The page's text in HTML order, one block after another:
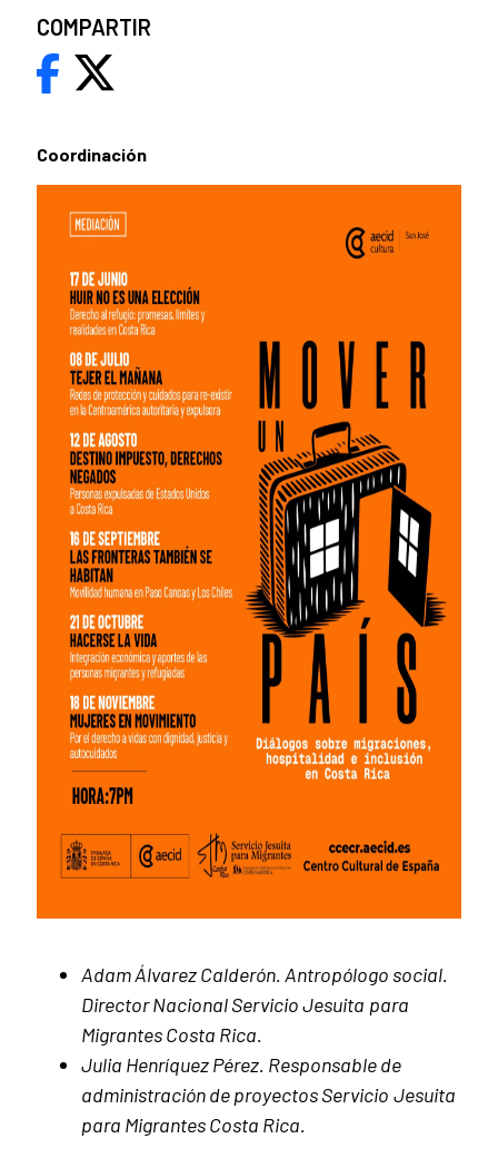
Coordinación
Adam Álvarez Calderón. Antropólogo social.
Director Nacional Servicio Jesuita para
Migrantes Costa Rica.
Julia Henríquez Pérez. Responsable de
administración de proyectos Servicio Jesuita
para Migrantes Costa Rica.
COMPARTIR